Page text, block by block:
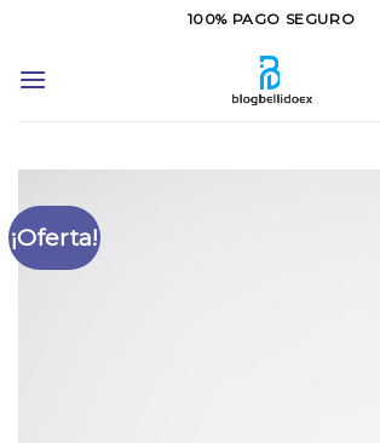
contenido
100% PAGO SEGURO
¡Oferta!